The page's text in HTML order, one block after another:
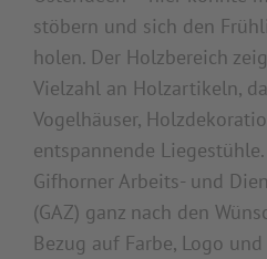
stöbern und sich den
holen. Der Holzbereich
Vielzahl an Holzartikeln,
Vogelhäuser,
entspannende
Gifhorner Arbeits- und
(GAZ) ganz nach den
Bezug auf Farbe, Logo